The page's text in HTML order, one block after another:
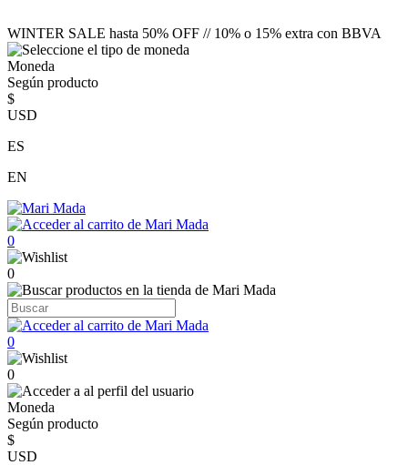
WINTER SALE hasta 50% OFF // 10% o 15% extra con BBVA
Moneda
Según producto
$
USD
ES
EN
0
0
0
0
Moneda
Según producto
$
USD